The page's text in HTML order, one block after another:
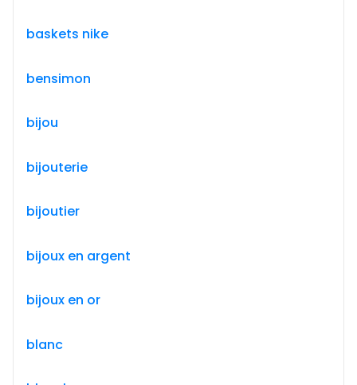
baskets nike
bensimon
bijou
bijouterie
bijoutier
bijoux en argent
bijoux en or
blanc